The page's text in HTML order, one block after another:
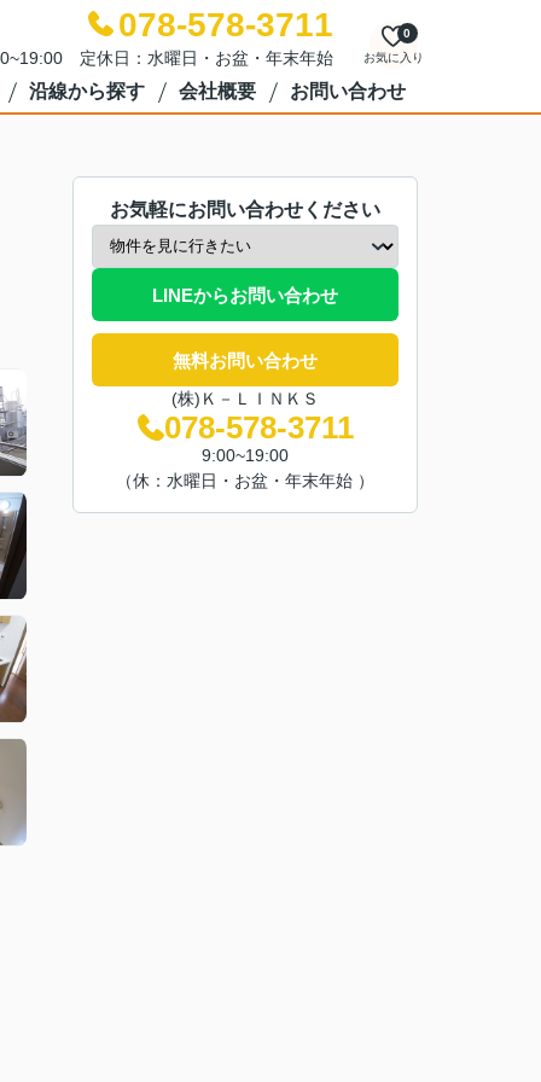
078-578-3711
定休日：水曜日・お盆・年末年始 お気に入り
0
沿線から探す 会社概要 お問い合わせ
お気軽にお問い合わせください
LINEからお問い合わせ
無料お問い合わせ
(株)Ｋ－ＬＩＮＫＳ
078-578-3711
9:00~19:00
（休：水曜日・お盆・年末年始 ）